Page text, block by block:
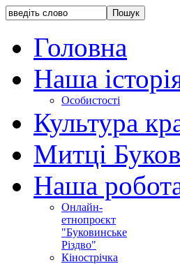
Головна
Наша
Особистості
Культура
Митці
Наша
Онлайн-
етнопроєкт
"Буковинське
Різдво"
Кінострічка